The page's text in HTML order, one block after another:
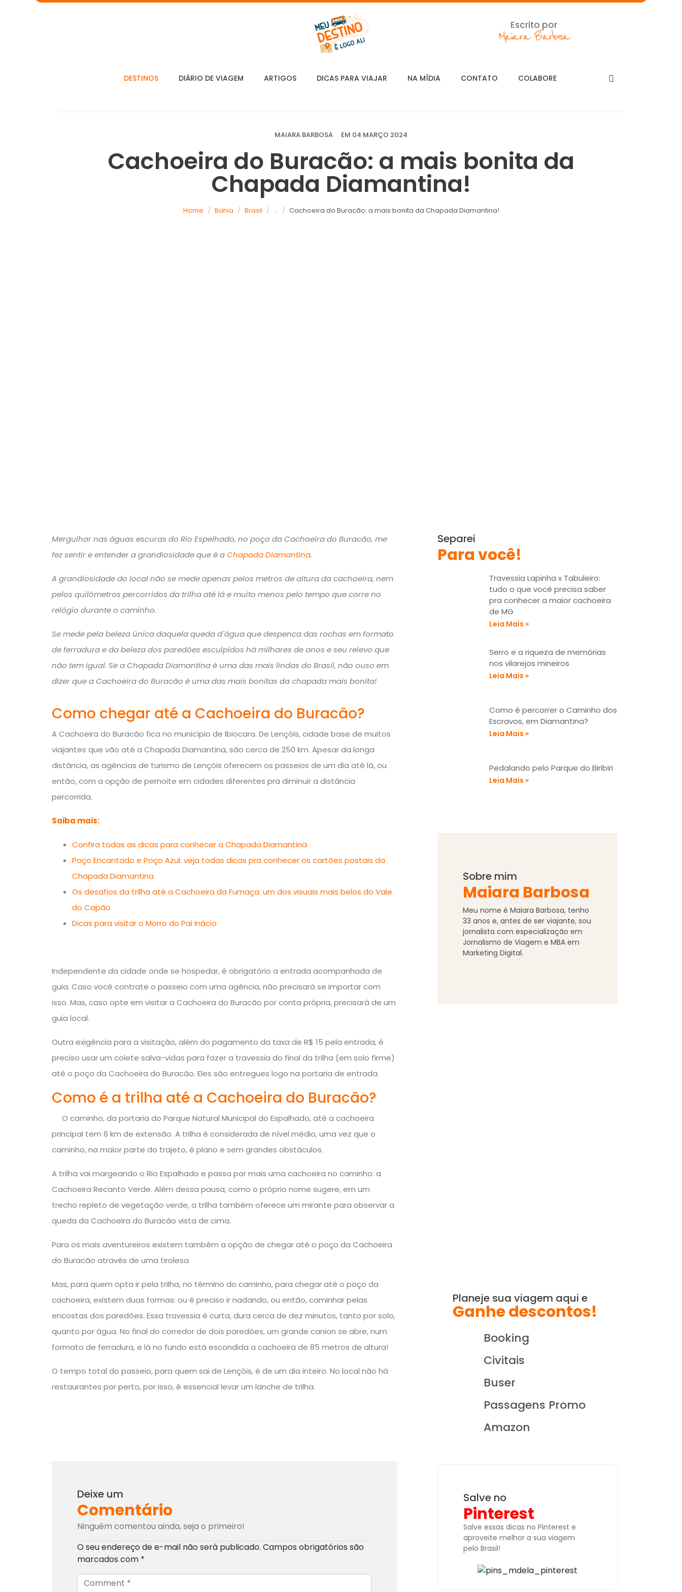
Escrito por
Maiara Barbosa
DESTINOS DIÁRIO DE VIAGEM ARTIGOS DICAS PARA VIAJAR NA MÍDIA CONTATO COLABORE
MAIARA BARBOSA EM 04 MARÇO 2024
Cachoeira do Buracão: a mais bonita da
Chapada Diamantina!
Home Bahia Brasil ... Cachoeira do Buracão: a mais bonita da Chapada Diamantina!
Mergulhar nas águas escuras do Rio Espelhado, no poço da Cachoeira do Buracão, me
fez sentir e entender a grandiosidade que é aChapada Diamantina.
A grandiosidade do local não se mede apenas pelos metros de altura da cachoeira, nem
pelos quilômetros percorridos da trilha até lá e muito menos pelo tempo que corre no
relógio durante o caminho.
Se mede pela beleza única daquela queda d´água que despenca das rochas em formato
de ferradura e da beleza dos paredões esculpidos há milhares de anos e seu relevo que
não tem igual. Se a Chapada Diamantina é uma das mais lindas do Brasil, não ouso em
dizer que a Cachoeira do Buracão é uma das mais bonitas da chapada mais bonita!
Como chegar até a Cachoeira do Buracão?
A Cachoeira do Buracão fica no município de Ibiocara. De Lençóis, cidade base de muitos
viajantes que vão até a Chapada Diamantina, são cerca de 250 km. Apesar da longa
distância, as agências de turismo de Lençóis oferecem os passeios de um dia até lá, ou
então, com a opção de pernoite em cidades diferentes pra diminuir a distância
percorrida.
Saiba mais:
Confira todas as dicas para conhecer a Chapada Diamantina
Poço Encantado e Poço Azul: veja todas dicas pra conhecer os cartões postais da
Chapada Diamantina
Os desafios da trilha até a Cachoeira da Fumaça: um dos visuais mais belos do Vale
do Capão
Dicas para visitar o Morro do Pai Inácio
Independente da cidade onde se hospedar, é obrigatório a entrada acompanhada de
guia. Caso você contrate o passeio com uma agência, não precisará se importar com
isso. Mas, caso opte em visitar a Cachoeira do Buracão por conta própria, precisará de um
guia local.
Outra exigência para a visitação, além do pagamento da taxa de R$ 15 pela entrada, é
preciso usar um colete salva-vidas para fazer a travessia do final da trilha (em solo firme)
até o poço da Cachoeira do Buracão. Eles são entregues logo na portaria de entrada.
Como é a trilha até a Cachoeira do Buracão?
O caminho, da portaria do Parque Natural Municipal do Espalhado, até a cachoeira
principal tem 6 km de extensão. A trilha é considerada de nível médio, uma vez que o
caminho, na maior parte do trajeto, é plano e sem grandes obstáculos.
A trilha vai margeando o Rio Espalhado e passa por mais uma cachoeira no caminho: a
Cachoeira Recanto Verde. Além dessa pausa, como o próprio nome sugere, em um
trecho repleto de vegetação verde, a trilha também oferece um mirante para observar a
queda da Cachoeira do Buracão vista de cima.
Para os mais aventureiros existem também a opção de chegar até o poço da Cachoeira
do Buracão através de uma tirolesa.
Mas, para quem opta ir pela trilha, no término do caminho, para chegar até o poço da
cachoeira, existem duas formas: ou é preciso ir nadando, ou então, caminhar pelas
encostas dos paredões. Essa travessia é curta, dura cerca de dez minutos, tanto por solo,
quanto por água. No final do corredor de dois paredões, um grande canion se abre, num
formato de ferradura, e lá no fundo está escondida a cachoeira de 85 metros de altura!
O tempo total do passeio, para quem sai de Lençóis, é de um dia inteiro. No local não há
restaurantes por perto, por isso, é essencial levar um lanche de trilha.
Deixe um
Comentário
Ninguém comentou ainda, seja o primeiro!
O seu endereço de e-mail não será publicado. Campos obrigatórios são
marcados com *
C
Separei
Para você!
Travessia Lapinha x Tabuleiro:
tudo o que você precisa saber
pra conhecer a maior cachoeira
de MG
Leia Mais »
Serro e a riqueza de memórias
nos vilarejos mineiros
Leia Mais »
Como é percorrer o Caminho dos
Escravos, em Diamantina?
Leia Mais »
Pedalando pelo Parque do Biribiri
Leia Mais »
Sobre mim
Maiara Barbosa
Meu nome é Maiara Barbosa, tenho
33 anos e, antes de ser viajante, sou
jornalista com especialização em
Jornalismo de Viagem e MBA em
Marketing Digital.
Planeje sua viagem aqui e
Ganhe descontos!
Booking
Civitais
Buser
Passagens Promo
Amazon
Salve no
Pinterest
Salve essas dicas no Pinterest e
aproveite melhor a sua viagem
pelo Brasil!